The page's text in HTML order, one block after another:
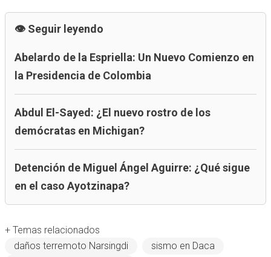
Seguir leyendo
Abelardo de la Espriella: Un Nuevo Comienzo en
la Presidencia de Colombia
Abdul El-Sayed: ¿El nuevo rostro de los
demócratas en Michigan?
Detención de Miguel Ángel Aguirre: ¿Qué sigue
en el caso Ayotzinapa?
+ Temas relacionados
daños terremoto Narsingdi
sismo en Daca